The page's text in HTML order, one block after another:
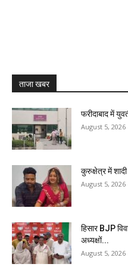
ताजा खबर
फरीदाबाद में
August 5, 2026
कुरुक्षेत्र में
August 5, 2026
हिसार BJP
अध्यक्षों...
August 5, 2026